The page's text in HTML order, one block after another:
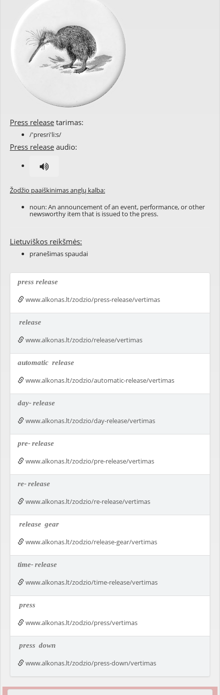
Press release tarimas:
/'presri'li:s/
Press release audio:
Žodžio paaiškinimas anglų kalba:
noun: An announcement of an event, performance, or other
newsworthy item that is issued to the press.
Lietuviškos reikšmės:
pranešimas spaudai
press release
www.alkonas.lt/zodzio/press-release/vertimas
release
www.alkonas.lt/zodzio/release/vertimas
automatic release
www.alkonas.lt/zodzio/automatic-release/vertimas
day-release
www.alkonas.lt/zodzio/day-release/vertimas
pre-release
www.alkonas.lt/zodzio/pre-release/vertimas
re-release
www.alkonas.lt/zodzio/re-release/vertimas
release gear
www.alkonas.lt/zodzio/release-gear/vertimas
time-release
www.alkonas.lt/zodzio/time-release/vertimas
press
www.alkonas.lt/zodzio/press/vertimas
press down
www.alkonas.lt/zodzio/press-down/vertimas